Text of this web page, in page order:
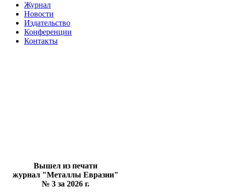
Журнал
Новости
Издательство
Конференции
Контакты
Вышел из печати
журнал "Металлы Евразии"
№ 3 за 2026 г.